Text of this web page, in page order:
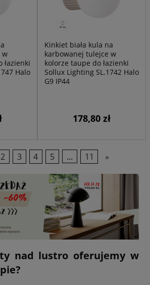
w
łazienki
Halo
Kinkiet biała kula na
karbowanej tulejce w
kolorze taupe do łazienki
Sollux Lighting SL.1742 Halo
G9 IP44
178,80 zł
2 3 4 5 ... 11 »
nad lustro oferujemy w